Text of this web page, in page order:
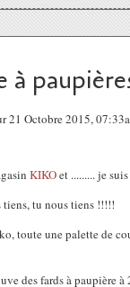
à
21 Octobre 2015,
KIKOet ......... je
tu nous tiens !!!!!
toute une palette de
des fards à paupière à